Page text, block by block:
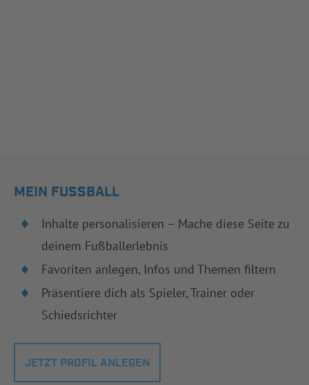
MEIN FUSSBALL
Inhalte personalisieren – Mache diese Seite zu
deinem Fußballerlebnis
Favoriten anlegen, Infos und Themen filtern
Präsentiere dich als Spieler, Trainer oder
Schiedsrichter
JETZT PROFIL ANLEGEN